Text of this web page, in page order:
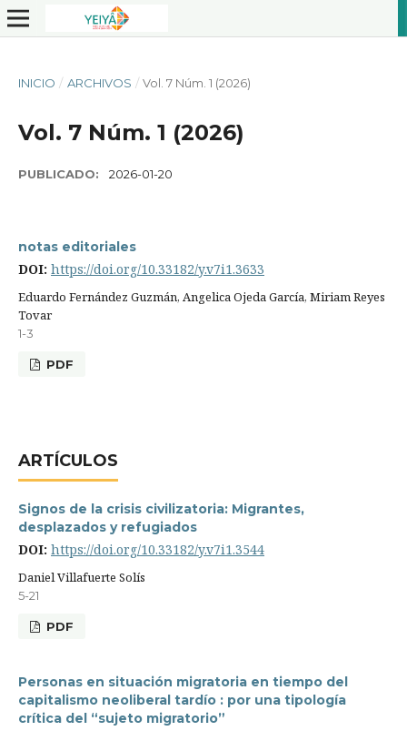
INICIO / ARCHIVOS / Vol. 7 Núm. 1 (2026)
Vol. 7 Núm. 1 (2026)
PUBLICADO: 2026-01-20
notas editoriales
DOI: https://doi.org/10.33182/y.v7i1.3633
Eduardo Fernández Guzmán, Angelica Ojeda García, Miriam Reyes
Tovar
1-3
PDF
ARTÍCULOS
Signos de la crisis civilizatoria: Migrantes,
desplazados y refugiados
DOI: https://doi.org/10.33182/y.v7i1.3544
Daniel Villafuerte Solís
5-21
PDF
Personas en situación migratoria en tiempo del
capitalismo neoliberal tardío : por una tipología
crítica del “sujeto migratorio”